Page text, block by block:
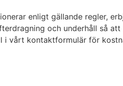
enligt gällande regler,
och underhåll så
i vårt kontaktformulär för